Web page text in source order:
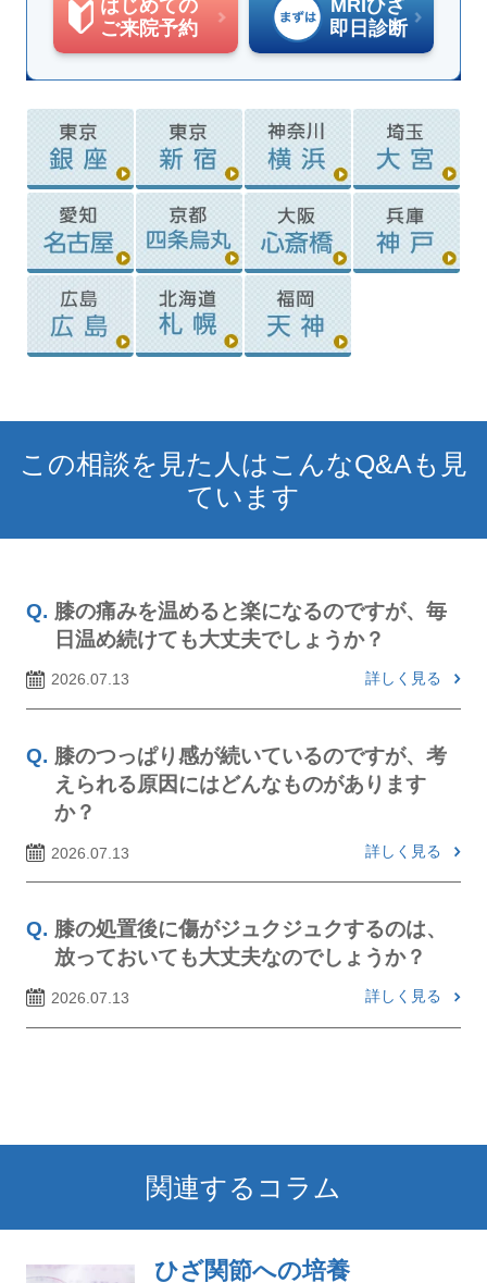
はじめての
ご来院予約
MRIひざ
即日診断
この相談を見た人はこんなQ&Aも見
ています
膝の痛みを温めると楽になるのですが、毎
日温め続けても大丈夫でしょうか？
2026.07.13 詳しく見る
膝のつっぱり感が続いているのですが、考
えられる原因にはどんなものがあります
か？
2026.07.13 詳しく見る
膝の処置後に傷がジュクジュクするのは、
放っておいても大丈夫なのでしょうか？
2026.07.13 詳しく見る
関連するコラム
ひざ関節への培養